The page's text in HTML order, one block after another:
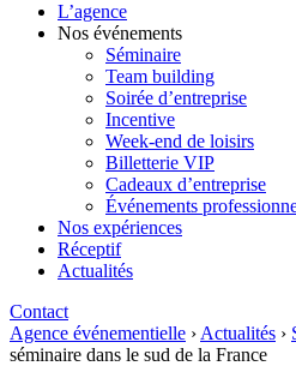
L’agence
Nos événements
Séminaire
Team building
Soirée d’entreprise
Incentive
Week-end de loisirs
Billetterie VIP
Cadeaux d’entreprise
Événements
Nos expériences
Réceptif
Actualités
Contact
Agence événementielle › Actualités ›
séminaire dans le sud de la France